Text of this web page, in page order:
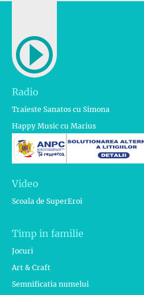
Radio
Traieste Sanatos cu Simona
Happy Music cu Marius
Video
Scoala de SuperEroi
Timp in familie
Jocuri
Art & Craft
Semnificatia numelui